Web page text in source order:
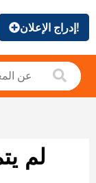
إدراج الإعلان!
لم